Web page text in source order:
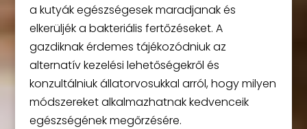
a kutyák egészségesek maradjanak és
elkerüljék a bakteriális fertőzéseket. A
gazdiknak érdemes tájékozódniuk az
alternatív kezelési lehetőségekről és
konzultálniuk állatorvosukkal arról, hogy milyen
módszereket alkalmazhatnak kedvenceik
egészségének megőrzésére.